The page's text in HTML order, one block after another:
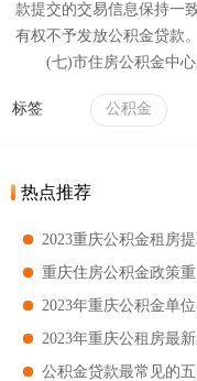
款提交的交易信息保持一
有权不予发放公积金贷款。
(七)市住房公积金中
标签 公积金
热点推荐
公积金贷款最常见的